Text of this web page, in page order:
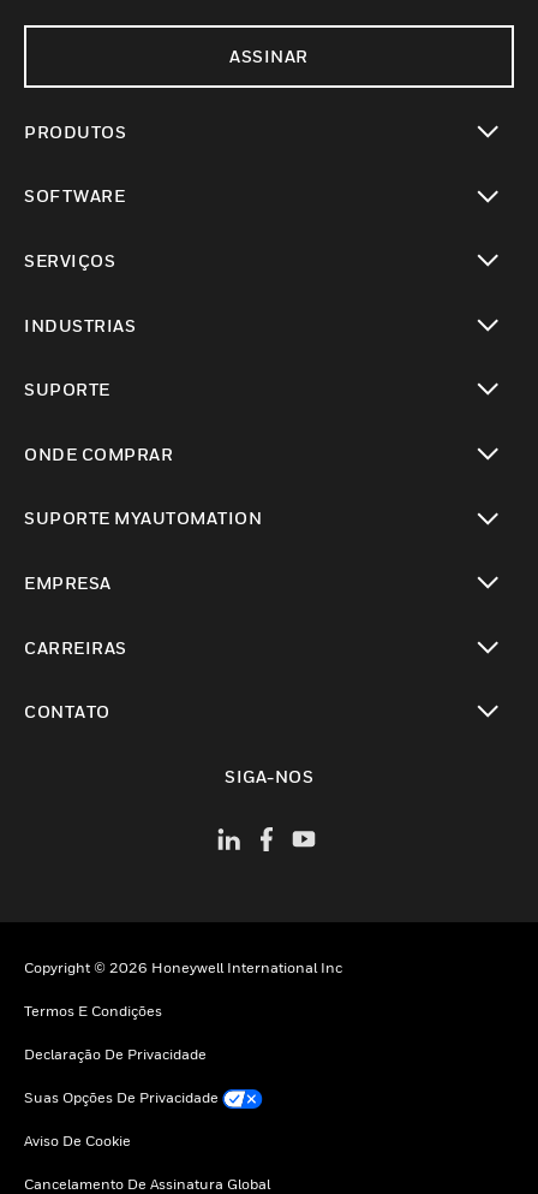
ASSINAR
PRODUTOS
SOFTWARE
SERVIÇOS
INDUSTRIAS
SUPORTE
ONDE COMPRAR
SUPORTE MYAUTOMATION
EMPRESA
CARREIRAS
CONTATO
SIGA-NOS
Copyright © 2026 Honeywell International Inc
Termos E Condições
Declaração De Privacidade
Suas Opções De Privacidade
Aviso De Cookie
Cancelamento De Assinatura Global